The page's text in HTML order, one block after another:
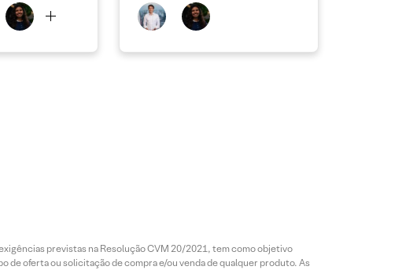
previstas na Resolução CVM 20/2021, tem como objetivo
oferta ou solicitação de compra e/ou venda de qualquer produto. As